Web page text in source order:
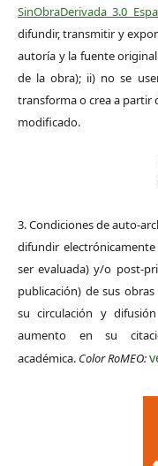
SinObraDerivada 3.0
difundir, transmitir y
autoría y la fuente
de la obra); ii) no se
transforma o crea a partir
modificado.
3. Condiciones de auto-
difundir
ser evaluada) y/o post-
publicación) de sus
su circulación y
aumento en su
académica. Color RoMEO: